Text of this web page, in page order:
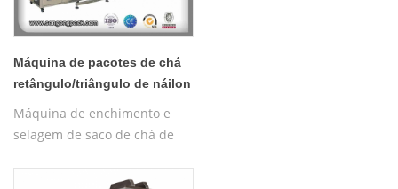
Máquina de pacotes de chá
retângulo/triângulo de náilon
C28DX
Máquina de enchimento e
selagem de saco de chá de
pirâmide de nylon